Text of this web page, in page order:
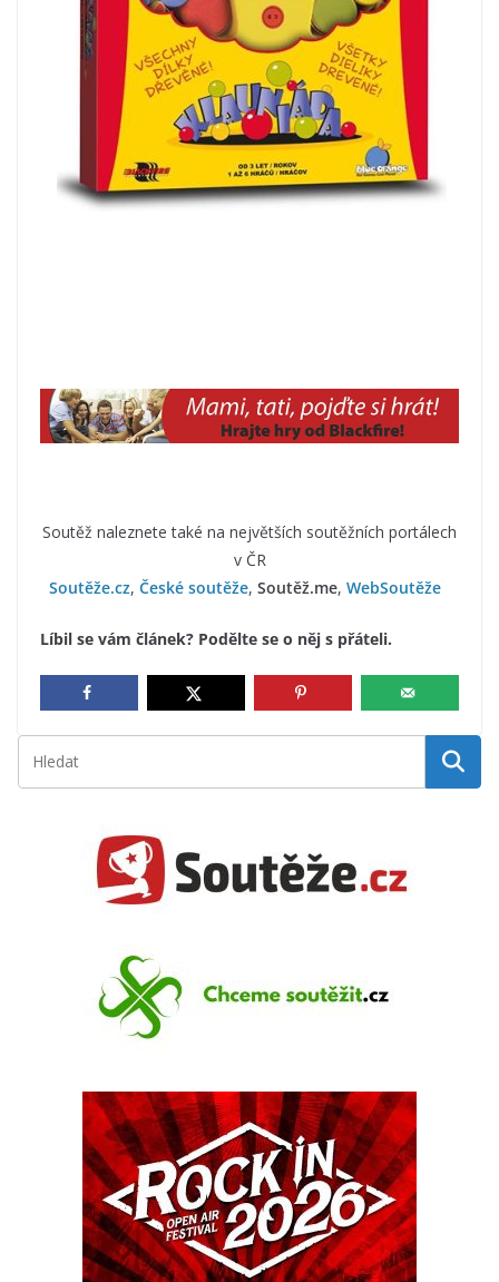
Soutěž naleznete také na největších soutěžních portálech
v ČR
Soutěže.cz, České soutěže, Soutěž.me, WebSoutěže
Líbil se vám článek? Podělte se o něj s přáteli.